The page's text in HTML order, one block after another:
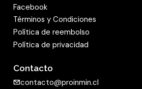
Facebook
Términos y Condiciones
Política de reembolso
Política de privacidad
Contacto
contacto@proinmin.cl